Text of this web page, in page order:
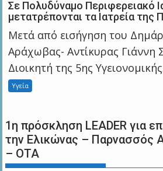
Σε Πολυδύναμο Περιφερειακό
μετατρέπονται τα Ιατρεία της
Μετά από εισήγηση του
Αράχωβας- Αντίκυρας Γιάννη
Διοικητή της 5ης
Υγεία
1η πρόσκληση LEADER για
την Ελικώνας – Παρνασσός
– ΟΤΑ